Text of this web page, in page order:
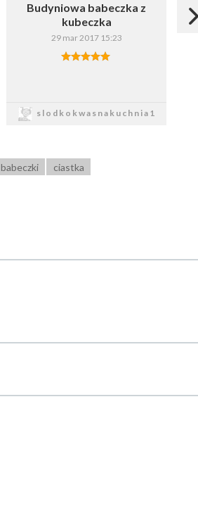
Budyniowa babeczka z
kubeczka
29 mar 2017 15:23
slodkokwasnakuchnia1
babeczki ciastka